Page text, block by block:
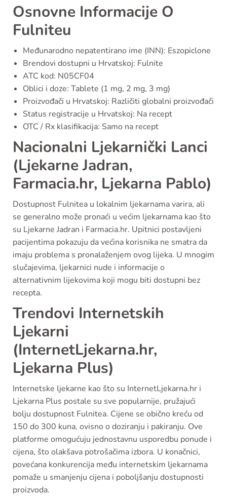
Osnovne Informacije O
Fulniteu
Međunarodno nepatentirano ime (INN): Eszopiclone
Brendovi dostupni u Hrvatskoj: Fulnite
ATC kod: N05CF04
Oblici i doze: Tablete (1 mg, 2 mg, 3 mg)
Proizvođači u Hrvatskoj: Različiti globalni proizvođači
Status registracije u Hrvatskoj: Na recept
OTC / Rx klasifikacija: Samo na recept
Nacionalni Ljekarnički Lanci
(Ljekarne Jadran,
Farmacia.hr, Ljekarna Pablo)
Dostupnost Fulnitea u lokalnim ljekarnama varira, ali
se generalno može pronaći u većim ljekarnama kao što
su Ljekarne Jadran i Farmacia.hr. Upitnici postavljeni
pacijentima pokazuju da većina korisnika ne smatra da
imaju problema s pronalaženjem ovog lijeka. U mnogim
slučajevima, ljekarnici nude i informacije o
alternativnim lijekovima koji mogu biti dostupni bez
recepta.
Trendovi Internetskih
Ljekarni
(InternetLjekarna.hr,
Ljekarna Plus)
Internetske ljekarne kao što su InternetLjekarna.hr i
Ljekarna Plus postale su sve popularnije, pružajući
bolju dostupnost Fulnitea. Cijene se obično kreću od
150 do 300 kuna, ovisno o doziranju i pakiranju. Ove
platforme omogućuju jednostavnu usporedbu ponude i
cijena, što olakšava potrošačima izbora. U konačnici,
povećana konkurencija među internetskim ljekarnama
pomaže u smanjenju cijena i poboljšanju dostupnosti
proizvoda.